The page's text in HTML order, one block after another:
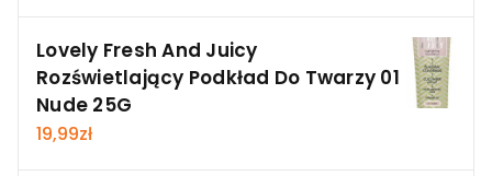
Lovely Fresh And Juicy
Rozświetlający Podkład Do Twarzy 01
Nude 25G
19,99zł